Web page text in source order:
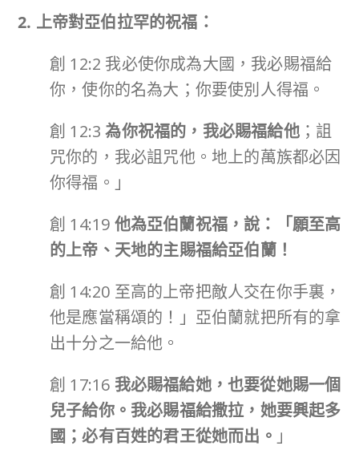
2. 上帝對亞伯拉罕的祝福：
創 12:2 我必使你成為大國，我必賜福給
你，使你的名為大；你要使別人得福。
創 12:3為你祝福的，我必賜福給他；詛
咒你的，我必詛咒他。地上的萬族都必因
你得福。」
創 14:19 他為亞伯蘭祝福，說：「願至高
的上帝、天地的主賜福給亞伯蘭！
創 14:20 至高的上帝把敵人交在你手裏，
他是應當稱頌的！」亞伯蘭就把所有的拿
出十分之一給他。
創 17:16 我必賜福給她，也要從她賜一個
兒子給你。我必賜福給撒拉，她要興起多
國；必有百姓的君王從她而出。 」